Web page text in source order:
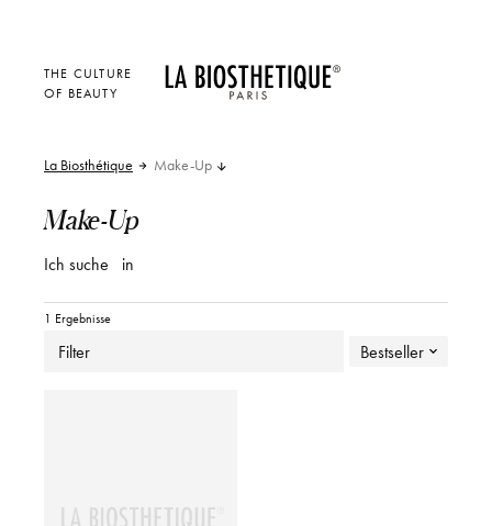
THE CULTURE
OF BEAUTY
La Biosthétique Make-Up
Make-Up
Ich suche in
1 Ergebnisse
Filter Bestseller